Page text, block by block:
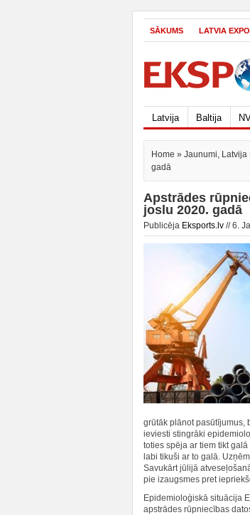
SĀKUMS LATVIA
Latvija Baltija
Home » Jaunumi, Latvija
gadā
Apstrādes
joslu 2020. gadā
Publicēja Eksports.lv // 6.
grūtāk plānot pasūtījumus,
ieviesti stingrāki
toties spēja ar tiem tikt
labi tikuši ar to galā.
Savukārt jūlijā
pie izaugsmes pret
Epidemioloģiskā situācija
apstrādes rūpniecības